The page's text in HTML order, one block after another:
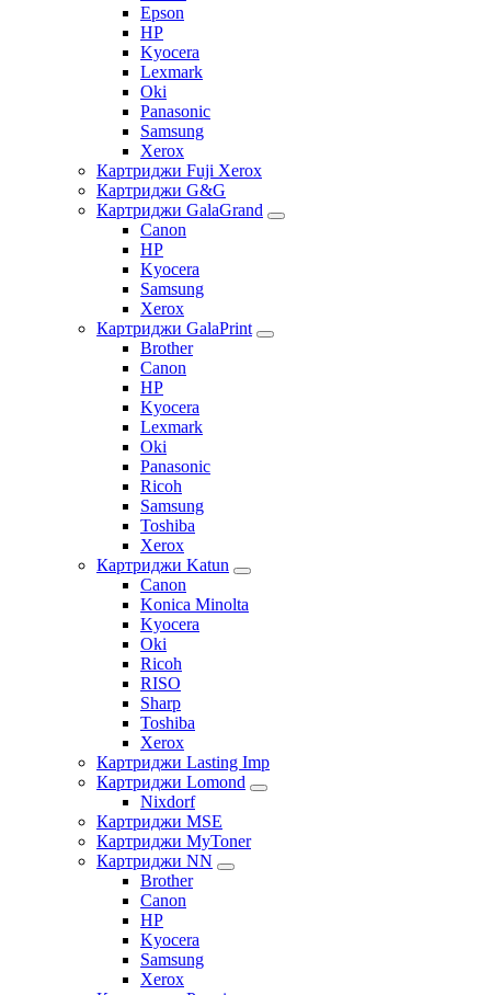
Epson
HP
Kyocera
Lexmark
Oki
Panasonic
Samsung
Xerox
Картриджи Fuji Xerox
Картриджи G&G
Картриджи GalaGrand
Canon
HP
Kyocera
Samsung
Xerox
Картриджи GalaPrint
Brother
Canon
HP
Kyocera
Lexmark
Oki
Panasonic
Ricoh
Samsung
Toshiba
Xerox
Картриджи Katun
Canon
Konica Minolta
Kyocera
Oki
Ricoh
RISO
Sharp
Toshiba
Xerox
Картриджи Lasting Imp
Картриджи Lomond
Nixdorf
Картриджи MSE
Картриджи MyToner
Картриджи NN
Brother
Canon
HP
Kyocera
Samsung
Xerox